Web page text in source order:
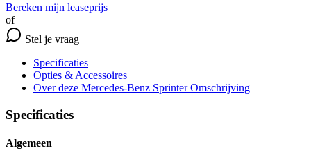
Bereken mijn leaseprijs
of
Stel je vraag
Specificaties
Opties & Accessoires
Over deze Mercedes-Benz Sprinter Omschrijving
Specificaties
Algemeen